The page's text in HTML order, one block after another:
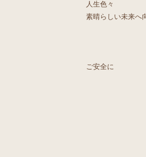
人生色々
素晴らしい未来へ
ご安全に